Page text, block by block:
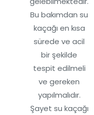
Bu bakımdan su
kaçağı en kısa
sürede ve acil
bir şekilde
tespit edilmeli
ve gereken
yapılmalıdır.
Şayet su kaçağı